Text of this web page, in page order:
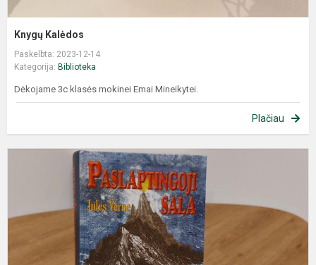
Knygų Kalėdos
Paskelbta: 2023-12-14
Kategorija: Biblioteka
Dėkojame 3c klasės mokinei Emai Mineikytei.
Plačiau